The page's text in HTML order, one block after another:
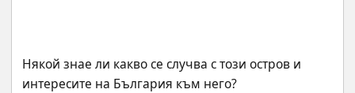
Някой знае ли какво се случва с този остров и
интересите на България към него?